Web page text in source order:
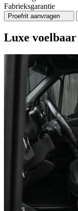
Fabrieksgarantie
Proefrit aanvragen
Luxe